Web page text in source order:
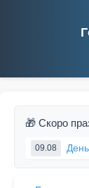
🎁 Скоро
09.08